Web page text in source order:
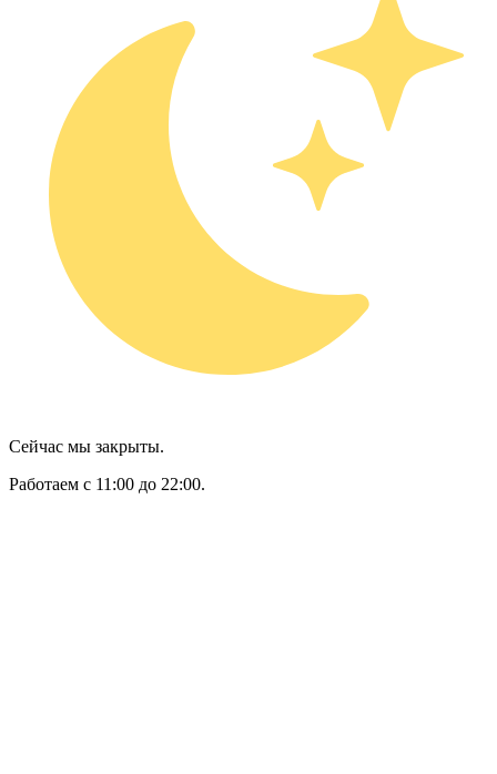
Сейчас мы закрыты.
Работаем с 11:00 до 22:00.